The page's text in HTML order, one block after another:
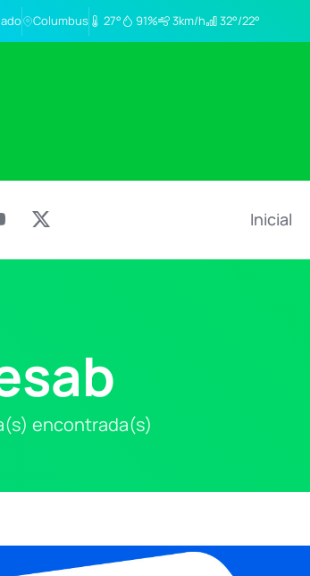
Columbus 27° 91% 3km/h 32°/22°
Inicial
encontrada(s)